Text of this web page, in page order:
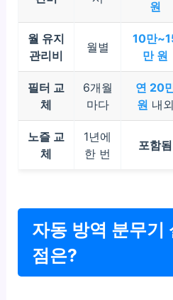
원
월 유지
관리비
월별
10만
만 원
필터 교
체
6개월
마다
연 20
원 내외
노즐 교
체
1년에
한 번
포함됨
자동 방역 분무기
점은?